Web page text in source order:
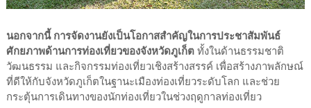
นอกจากนี้ การจัดงานยังเป็นโอกาสสำคัญในการประชาสัมพันธ์
ศักยภาพด้านการท่องเที่ยวของจังหวัดภูเก็ตทั้งในด้านธรรมชาติ
วัฒนธรรม และกิจกรรมท่องเที่ยวเชิงสร้างสรรค์ เพื่อสร้างภาพลักษณ์
ที่ดีให้กับจังหวัดภูเก็ตในฐานะเมืองท่องเที่ยวระดับโลก และช่วย
กระตุ้นการเดินทางของนักท่องเที่ยวในช่วงฤดูกาลท่องเที่ยว